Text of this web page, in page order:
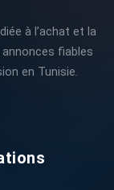
à l’achat et la
fiables
en Tunisie.